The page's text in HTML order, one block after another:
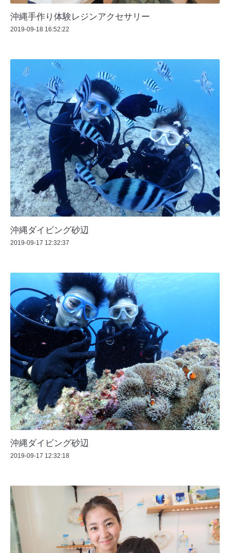
沖縄手作り体験レジンアクセサリー
2019-09-18 16:52:22
沖縄ダイビング砂辺
2019-09-17 12:32:37
沖縄ダイビング砂辺
2019-09-17 12:32:18